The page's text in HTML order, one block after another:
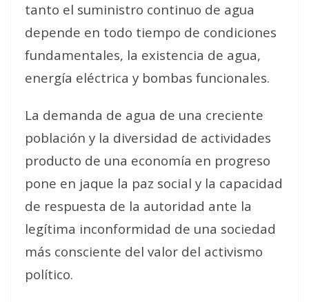
tanto el suministro continuo de agua
depende en todo tiempo de condiciones
fundamentales, la existencia de agua,
energía eléctrica y bombas funcionales.
La demanda de agua de una creciente
población y la diversidad de actividades
producto de una economía en progreso
pone en jaque la paz social y la capacidad
de respuesta de la autoridad ante la
legítima inconformidad de una sociedad
más consciente del valor del activismo
político.